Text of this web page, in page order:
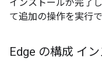
インストールが完了
て追加の操作を実行で
Edge の構成 イ